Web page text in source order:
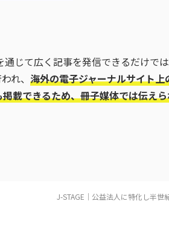
J-STAGE｜公益法人に特化し半世
じて広く記事を発信できるだけでは
れ、 海外の電子ジャーナルサイト上
載できるため、冊子媒体では伝え